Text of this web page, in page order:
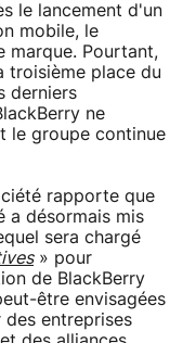
le lancement d'un
mobile, le
marque. Pourtant,
troisième place du
derniers
ne
le groupe continue
rapporte que
a désormais mis
sera chargé
» pour
de BlackBerry
être envisagées
entreprises